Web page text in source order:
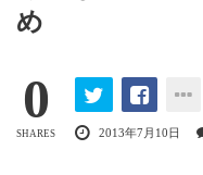
め
0
SHARES 2013年7月10日